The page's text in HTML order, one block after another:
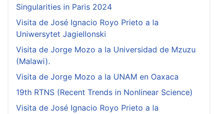
Singularities in Paris 2024
Visita de José Ignacio Royo Prieto a la
Uniwersytet Jagiellonski
Visita de Jorge Mozo a la Universidad de Mzuzu
(Malawi).
Visita de Jorge Mozo a la UNAM en Oaxaca
19th RTNS (Recent Trends in Nonlinear Science)
Visita de José Ignacio Royo Prieto a la